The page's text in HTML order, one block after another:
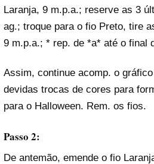
Laranja, 9 m.p.a.; reserve as 3
ag.; troque para o fio Preto, tire
9 m.p.a.; * rep. de *a* até o final
Assim, continue acomp. o
devidas trocas de cores para
para o Halloween. Rem. os fios.
Passo 2:
De antemão, emende o fio